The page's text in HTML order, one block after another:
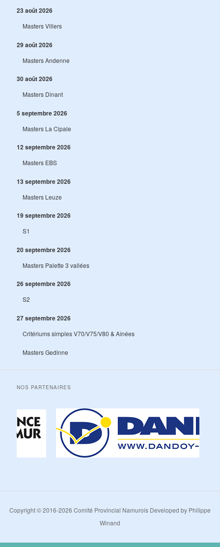
23 août 2026
Masters Villers
29 août 2026
Masters Andenne
30 août 2026
Masters Dinant
5 septembre 2026
Masters La Cipale
12 septembre 2026
Masters EBS
13 septembre 2026
Masters Leuze
19 septembre 2026
S1
20 septembre 2026
Masters Palette 3 vallées
26 septembre 2026
S2
27 septembre 2026
Critériums simples V70/V75/V80 & Aînées
Masters Gedinne
NOS PARTENAIRES
Copyright © 2016-2026 Comité Provincial Namurois Developed by Philippe
Winand